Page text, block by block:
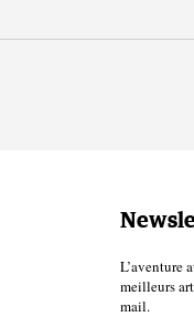
L’aventure
meilleurs
mail.